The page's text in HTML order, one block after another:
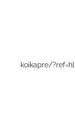
koikapre/?ref=hl